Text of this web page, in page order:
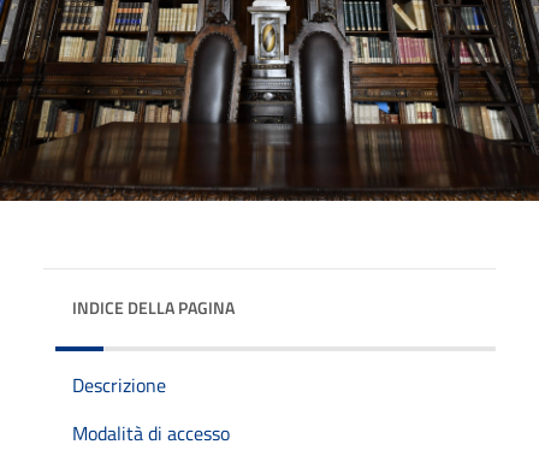
INDICE DELLA PAGINA
Descrizione
Modalità di accesso